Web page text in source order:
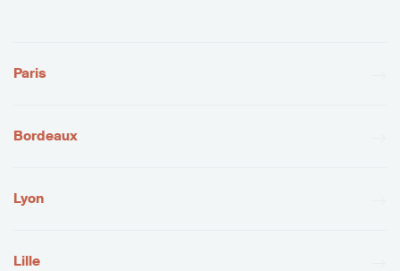
Paris
Bordeaux
Lyon
Lille